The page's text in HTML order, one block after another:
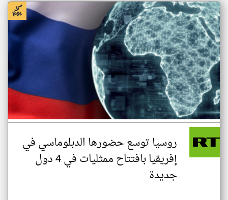
روسيا توسع حضورها الدبلوماسي في
إفريقيا بافتتاح ممثليات في 4 دول
جديدة